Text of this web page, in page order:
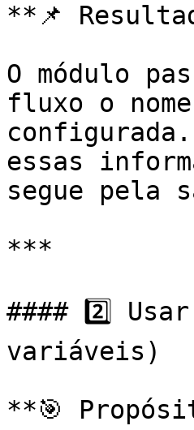
**📌
O módulo
fluxo o
essas
segue pela
***
#### 2️⃣
variáveis)
**🎯